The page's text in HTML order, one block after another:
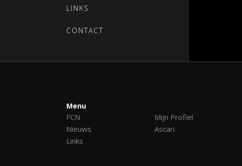
LINKS
CONTACT
Menu
FCN Mijn Profiel
Nieuws
Ascari
Links